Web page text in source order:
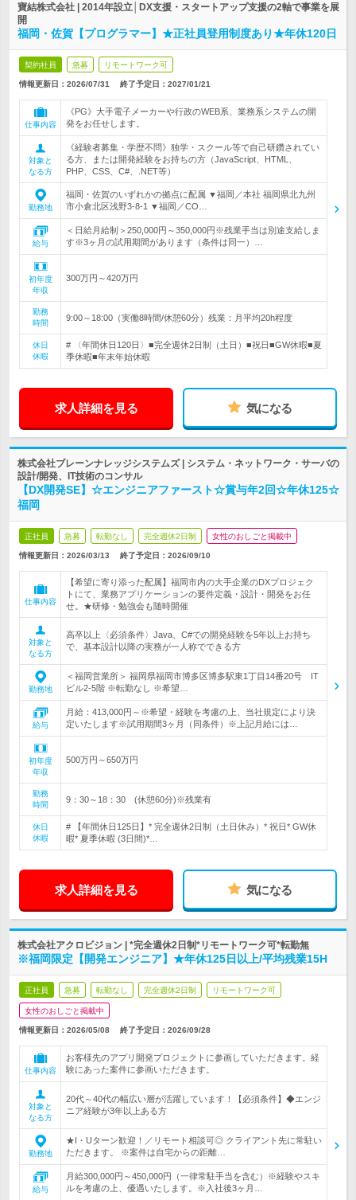
寶結株式会社 | 2014年設立│DX支援・スタートアップ支援の2軸で事業を展
開
福岡・佐賀【プログラマー】★正社員登用制度あり★年休120日
契約社員 急募 リモートワーク可
情報更新日：2026/07/31 終了予定日： 2027/01/21
仕事内容
《PG》大手電子メーカーや行政のWEB系、業務系システムの開
発をお任せします。
対象と
なる方
《経験者募集・学歴不問》独学・スクール等で自己研鑽されてい
る方、または開発経験をお持ちの方（JavaScript、HTML、
PHP、CSS、C#、.NET等）
勤務地
福岡・佐賀のいずれかの拠点に配属 ▼福岡／本社 福岡県北九州
市小倉北区浅野3-8-1 ▼福岡／CO…
給与
＜日給月給制＞250,000円～350,000円※残業手当は別途支給しま
す※3ヶ月の試用期間があります（条件は同一）…
初年度
年収
300万円～420万円
勤務
時間
9:00～18:00（実働8時間/休憩60分）残業：月平均20h程度
休日
休暇
# 〈年間休日120日〉■完全週休2日制（土日）■祝日■GW休暇■夏
季休暇■年末年始休暇
求人詳細を見る 気になる
株式会社ブレーンナレッジシステムズ | システム・ネットワーク・サーバの
設計/開発、IT技術のコンサル
【DX開発SE】☆エンジニアファースト☆賞与年2回☆年休125☆
福岡
正社員 急募 転勤なし 完全週休2日制 女性のおしごと掲載中
情報更新日：2026/03/13 終了予定日： 2026/09/10
仕事内容
【希望に寄り添った配属】福岡市内の大手企業のDXプロジェク
トにて、業務アプリケーションの要件定義・設計・開発をお任
せ。★研修・勉強会も随時開催
対象と
なる方
高卒以上〈必須条件〉Java、C#での開発経験を5年以上お持ち
で、基本設計以降の実務が一人称でできる方
勤務地
＜福岡営業所＞ 福岡県福岡市博多区博多駅東1丁目14番20号 IT
ビル2-5階 ※転勤なし ※希望…
給与
月給：413,000円～※希望・経験を考慮の上、当社規定により決
定いたします※試用期間3ヶ月（同条件）※上記月給には…
初年度
年収
500万円～650万円
勤務
時間
9：30～18：30 (休憩60分)※残業有
休日
休暇
# 【年間休日125日】* 完全週休2日制（土日休み）* 祝日* GW休
暇* 夏季休暇 (3日間)*…
求人詳細を見る 気になる
株式会社アクロビジョン | *完全週休2日制*リモートワーク可*転勤無
※福岡限定【開発エンジニア】★年休125日以上/平均残業15H
正社員 急募 転勤なし 完全週休2日制 リモートワーク可
女性のおしごと掲載中
情報更新日：2026/05/08 終了予定日： 2026/09/28
仕事内容
お客様先のアプリ開発プロジェクトに参画していただきます。経
験にあった案件に参画いただきます。
対象と
なる方
20代～40代の幅広い層が活躍しています！【必須条件】◆エンジ
ニア経験が3年以上ある方
勤務地
★I・Uターン歓迎！／リモート相談可◎ クライアント先に常駐い
ただきます。 ※案件は自宅からの距離…
給与
月給300,000円～450,000円（一律常駐手当を含む）※経験やスキ
ルを考慮の上、優遇いたします。※入社後3ヶ月…